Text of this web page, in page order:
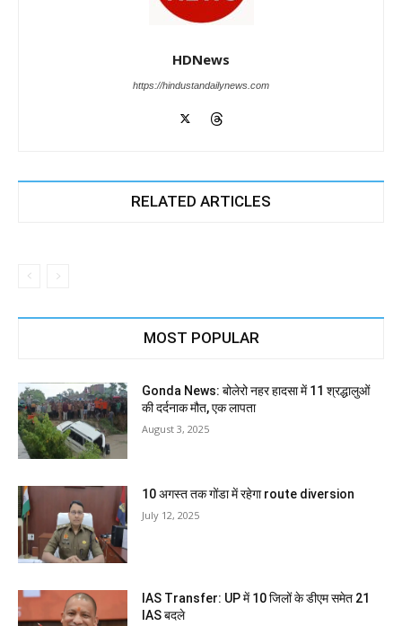
HDNews
https://hindustandailynews.com
RELATED ARTICLES
MOST POPULAR
Gonda News: बोलेरो नहर हादसा में 11 श्रद्धालुओं
की दर्दनाक मौत, एक लापता
August 3, 2025
10 अगस्त तक गोंडा में रहेगा route diversion
July 12, 2025
IAS Transfer: UP में 10 जिलों के डीएम समेत 21
IAS बदले